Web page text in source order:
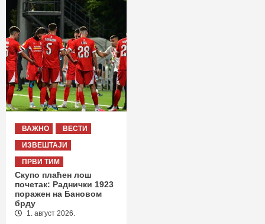
ВАЖНО
ВЕСТИ
ИЗВЕШТАЈИ
ПРВИ ТИМ
Скупо плаћен лош
почетак: Раднички 1923
поражен на Бановом
брду
1. август 2026.